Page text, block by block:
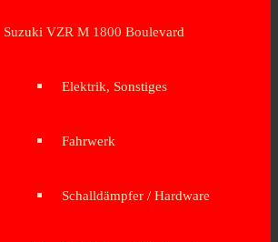
Suzuki VZR M 1800 Boulevard
Elektrik, Sonstiges
Fahrwerk
Schalldämpfer / Hardware